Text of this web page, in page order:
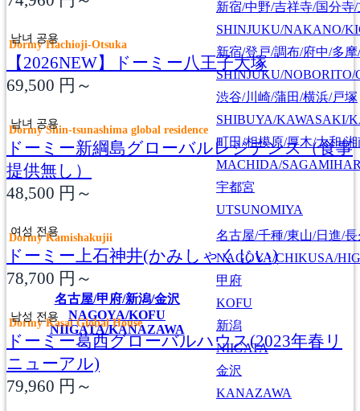
新宿/中野/吉祥寺/国分寺
SHINJUKU/NAKANO/
新宿/登戸/調布/府中/多
SHINJUKU/
渋谷/川崎/蒲田/横浜/戸塚
SHIBUYA/KAWASAKI/
町田/相模原/厚木/大和/湘
MACHIDA/
宇都宮
UTSUNOMIYA
名古屋/甲府/新潟/金沢
NAGOYA/KOFU
NIIGATA/KANAZAWA
名古屋/千種/東山/日進/
NAGOYA/CHIKUSA/
甲府
KOFU
新潟
NIIGATA
金沢
KANAZAWA
남녀 공용
Dormy Hachioji-Otsuka
【2026NEW】ドーミー八王子大塚
69,500 円～
남녀 공용
Dormy Shin-tsunashima global residence
ドーミー新綱島グローバルレジデンス（食事
提供無し）
48,500 円～
여성 전용
Dormy Kamishakujii
ドーミー上石神井(かみしゃくじい)
78,700 円～
남성 전용
Dormy Kasai Global House
ドーミー葛西グローバルハウス(2023年春リ
ニューアル)
79,960 円～